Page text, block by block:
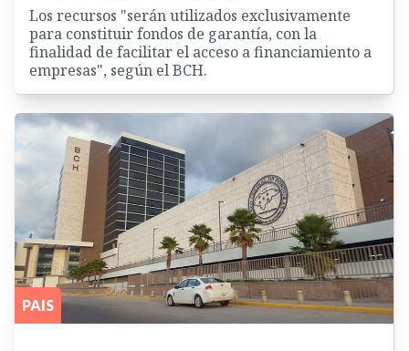
Los recursos "serán utilizados exclusivamente
para constituir fondos de garantía, con la
finalidad de facilitar el acceso a financiamiento a
empresas", según el BCH.
PAIS